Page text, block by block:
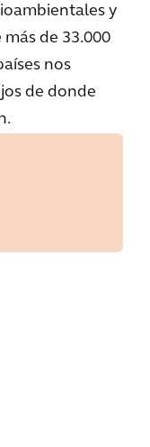
y
de 33.000
nos
de donde